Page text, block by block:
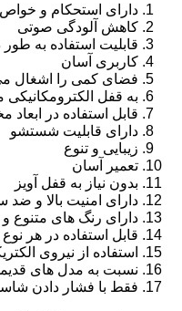
دارای استحکام و
کاهش آلودگی صوتی
قابلیت استفاده به
کاربری آسان
فضای کمی را اشغال
به قفل
قابل استفاده در ابعاد
دارای قابلیت شستشو
زیبایی و تنوع
تعمیر آسان
بدون نیاز به قفل آویز
دارای امنیت بالا و
دارای رنگ های متنوع
قابل استفاده در هر
استفاده از نیروی
نسبت به مدل های
فقط با فشار دادن